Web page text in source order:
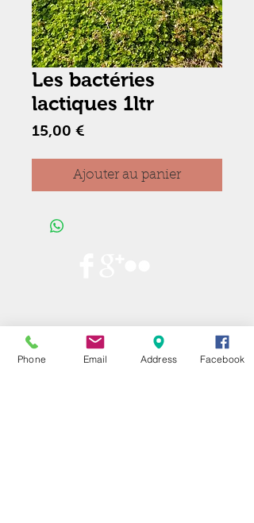
Les bactéries
lactiques 1ltr
15,00 €
Ajouter au panier
Phone Email Address Facebook